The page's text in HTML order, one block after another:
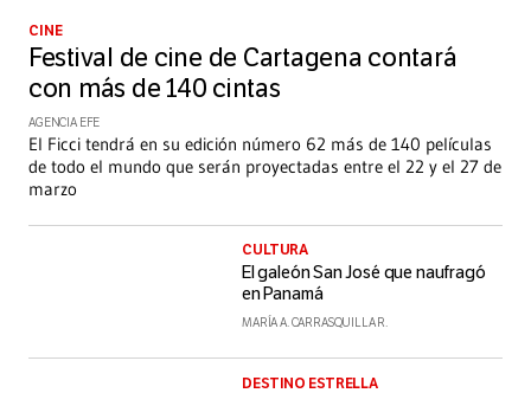
CINE
Festival de cine de Cartagena contará
con más de 140 cintas
AGENCIA EFE
El Ficci tendrá en su edición número 62 más de 140 películas
de todo el mundo que serán proyectadas entre el 22 y el 27 de
marzo
CULTURA
El galeón San José que naufragó
en Panamá
MARÍA A. CARRASQUILLA R.
DESTINO ESTRELLA